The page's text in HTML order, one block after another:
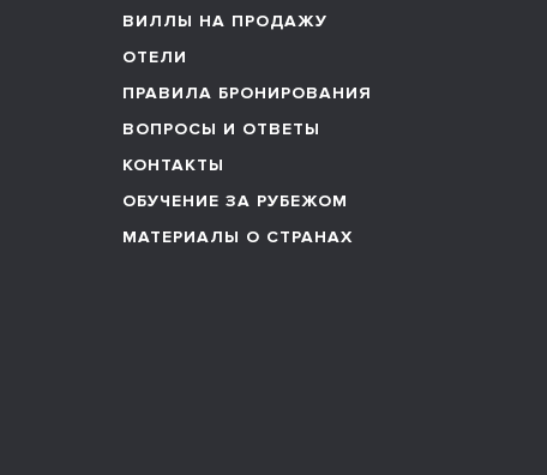
ВИЛЛЫ НА ПРОДАЖУ
ОТЕЛИ
ПРАВИЛА БРОНИРОВАНИЯ
ВОПРОСЫ И ОТВЕТЫ
КОНТАКТЫ
ОБУЧЕНИЕ ЗА РУБЕЖОМ
МАТЕРИАЛЫ О СТРАНАХ